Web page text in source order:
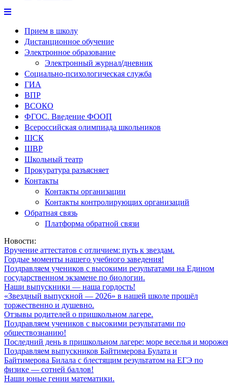
Прием в школу
Дистанционное обучение
Электронное образование
Электронный журнал/дневник
Социально-психологическая служба
ГИА
ВПР
ВСОКО
ФГОС. Введение ФООП
Всероссийская олимпиада школьников
ШСК
ШВР
Школьный театр
Прокуратура разъясняет
Контакты
Контакты организации
Контакты контролирующих организаций
Обратная связь
Платформа обратной связи
Новости:
Вручение аттестатов с отличием: путь к звездам.
Гордые моменты нашего учебного заведения!
Поздравляем учеников с высокими результатами на Едином
государственном экзамене по биологии.
Наши выпускники — наша гордость!
«Звездный выпускной — 2026» в нашей школе прошёл
торжественно и душевно.
Отзывы родителей о пришкольном лагере.
Поздравляем учеников с высокими результатами по
обществознанию!
Последний день в пришкольном лагере: море веселья и
Поздравляем выпускников Байтимерова Булата и
Байтимерова Билала с блестящим результатом на ЕГЭ по
физике — сотней баллов!
Наши юные гении математики.